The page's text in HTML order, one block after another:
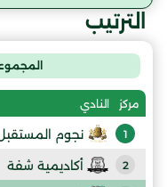
الترتيب
مركز النادي
1 نجوم المستقبل
2 أكاديمية شفة